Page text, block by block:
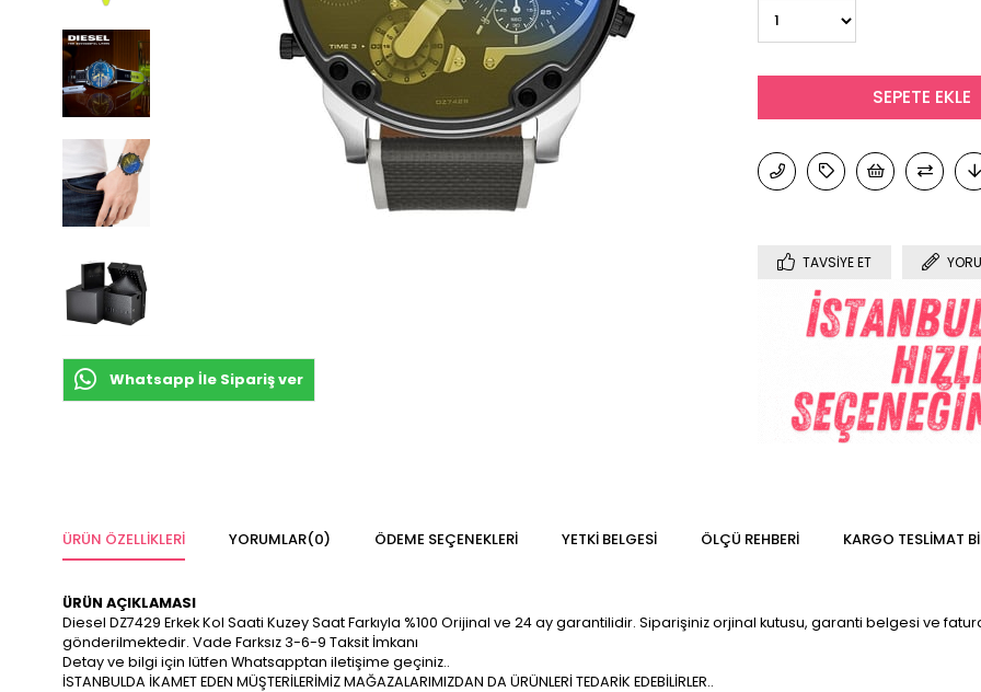
Whatsapp İle Sipariş ver
TAVSIYE ET
ÜRÜN ÖZELLIKLERI YORUMLAR(0) ÖDEME SEÇENEKLERI YETKİ BELGESİ ÖLÇÜ REHBERI KARGO TESLIMAT
ÜRÜN AÇIKLAMASI
Diesel DZ7429 Erkek Kol Saati Kuzey Saat Farkıyla %100 Orijinal ve 24 ay garantilidir. Siparişiniz orjinal kutusu, garanti belgesi ve
gönderilmektedir. Vade Farksız 3-6-9 Taksit İmkanı
Detay ve bilgi için lütfen Whatsapptan iletişime geçiniz..
İSTANBULDA İKAMET EDEN MÜŞTERİLERİMİZ MAĞAZALARIMIZDAN DA ÜRÜNLERİ TEDARİK EDEBİLİRLER..